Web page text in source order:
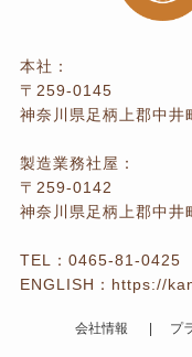
本社：
〒259-0145
神奈川県足柄上郡中井
製造業務社屋：
〒259-0142
神奈川県足柄上郡中井
TEL： 0465-81-0425
ENGLISH： https://
会社情報 プ